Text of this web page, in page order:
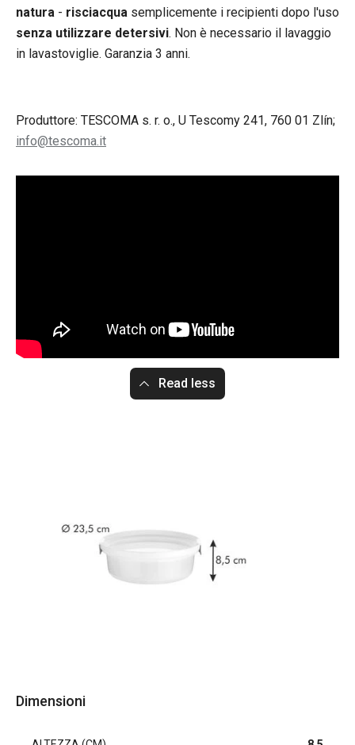
natura - risciacqua semplicemente i recipienti dopo l'uso
senza utilizzare detersivi. Non è necessario il lavaggio
in lavastoviglie. Garanzia 3 anni.
Produttore: TESCOMA s. r. o., U Tescomy 241, 760 01 Zlín;
info@tescoma.it
Read less
Dimensioni